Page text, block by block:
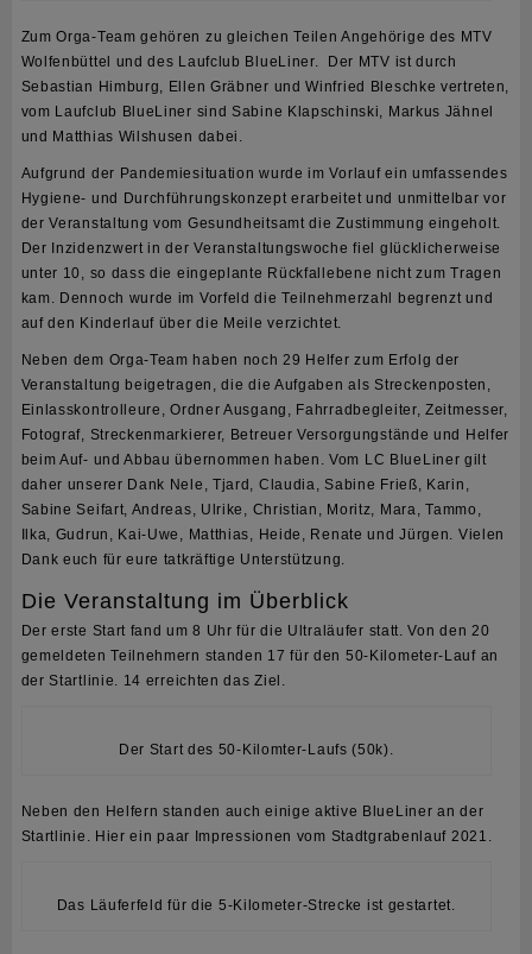
Zum Orga-Team gehören zu gleichen Teilen Angehörige des MTV
Wolfenbüttel und des Laufclub BlueLiner. Der MTV ist durch
Sebastian Himburg, Ellen Gräbner und Winfried Bleschke vertreten,
vom Laufclub BlueLiner sind Sabine Klapschinski, Markus Jähnel
und Matthias Wilshusen dabei.
Aufgrund der Pandemiesituation wurde im Vorlauf ein umfassendes
Hygiene- und Durchführungskonzept erarbeitet und unmittelbar vor
der Veranstaltung vom Gesundheitsamt die Zustimmung eingeholt.
Der Inzidenzwert in der Veranstaltungswoche fiel glücklicherweise
unter 10, so dass die eingeplante Rückfallebene nicht zum Tragen
kam. Dennoch wurde im Vorfeld die Teilnehmerzahl begrenzt und
auf den Kinderlauf über die Meile verzichtet.
Neben dem Orga-Team haben noch 29 Helfer zum Erfolg der
Veranstaltung beigetragen, die die Aufgaben als Streckenposten,
Einlasskontrolleure, Ordner Ausgang, Fahrradbegleiter, Zeitmesser,
Fotograf, Streckenmarkierer, Betreuer Versorgungstände und Helfer
beim Auf- und Abbau übernommen haben. Vom LC BlueLiner gilt
daher unserer Dank Nele, Tjard, Claudia, Sabine Frieß, Karin,
Sabine Seifart, Andreas, Ulrike, Christian, Moritz, Mara, Tammo,
Ilka, Gudrun, Kai-Uwe, Matthias, Heide, Renate und Jürgen. Vielen
Dank euch für eure tatkräftige Unterstützung.
Die Veranstaltung im Überblick
Der erste Start fand um 8 Uhr für die Ultraläufer statt. Von den 20
gemeldeten Teilnehmern standen 17 für den 50-Kilometer-Lauf an
der Startlinie. 14 erreichten das Ziel.
Der Start des 50-Kilomter-Laufs (50k).
Neben den Helfern standen auch einige aktive BlueLiner an der
Startlinie. Hier ein paar Impressionen vom Stadtgrabenlauf 2021.
Das Läuferfeld für die 5-Kilometer-Strecke ist gestartet.